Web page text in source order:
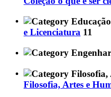
e Licenciatura 11
Filosofia, Artes e